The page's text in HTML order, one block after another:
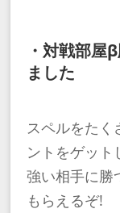
・対戦部屋
ました
スペルをたく
ントをゲット
強い相手に勝
もらえるぞ!